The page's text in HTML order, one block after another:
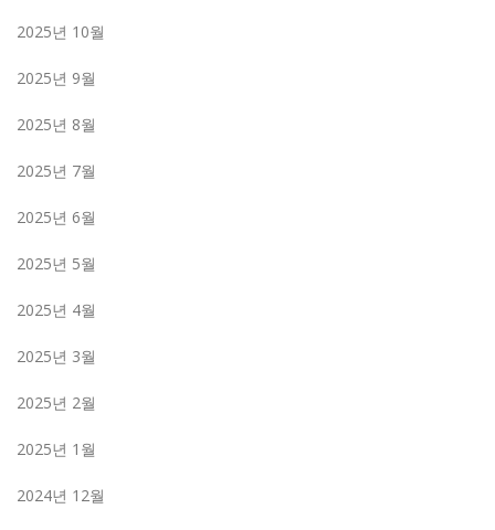
2025년 10월
2025년 9월
2025년 8월
2025년 7월
2025년 6월
2025년 5월
2025년 4월
2025년 3월
2025년 2월
2025년 1월
2024년 12월